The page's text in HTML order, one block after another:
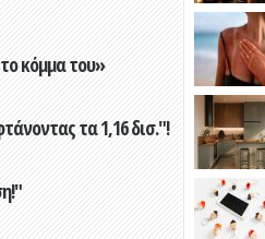
κόμμα του»
τα 1,16 δισ."!